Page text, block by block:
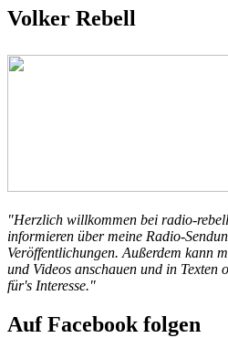
Volker Rebell
"Herzlich willkommen bei radio-
informieren über meine Radio-
Veröffentlichungen. Außerdem kann
und Videos anschauen und in
für's Interesse."
Auf Facebook folgen